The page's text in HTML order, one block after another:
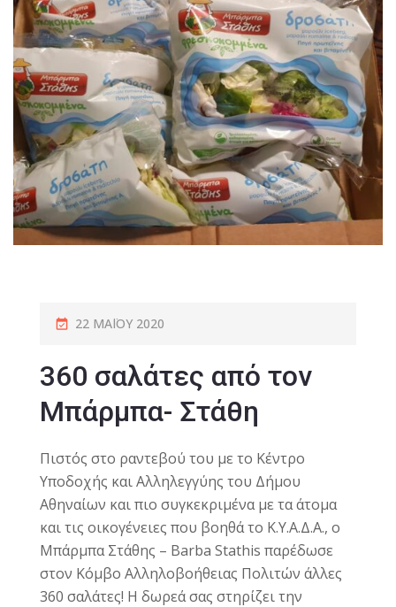
22 ΜΑΪ́ΟΥ 2020
360 σαλάτες από τον
Μπάρμπα- Στάθη
Πιστός στο ραντεβού του με το Κέντρο
Υποδοχής και Αλληλεγγύης του Δήμου
Αθηναίων και πιο συγκεκριμένα με τα άτομα
και τις οικογένειες που βοηθά το Κ.Υ.Α.Δ.Α., ο
Μπάρμπα Στάθης – Barba Stathis παρέδωσε
στον Κόμβο Αλληλοβοήθειας Πολιτών άλλες
360 σαλάτες! Η δωρεά σας στηρίζει την